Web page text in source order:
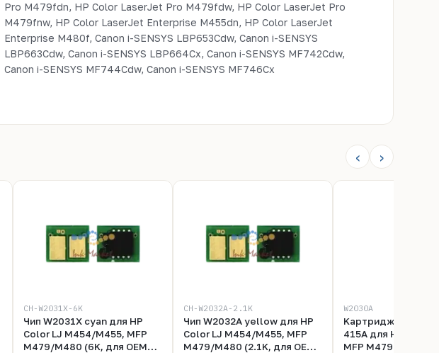
Pro M479fdn, HP Color LaserJet Pro M479fdw, HP Color LaserJet Pro
M479fnw, HP Color LaserJet Enterprise M455dn, HP Color LaserJet
Enterprise M480f, Canon i-SENSYS LBP653Cdw, Canon i-SENSYS
LBP663Cdw, Canon i-SENSYS LBP664Cx, Canon i-SENSYS MF742Cdw,
Canon i-SENSYS MF744Cdw, Canon i-SENSYS MF746Cx
‹ ›
CH-W2031X-6K
Чип W2031X cyan для HP
Color LJ M454/M455, MFP
M479/M480 (6K, для OEM
CH-W2032A-2.1K
Чип W2032A yellow для HP
Color LJ M454/M455, MFP
M479/M480 (2.1K, для OEM
W2030A
Kартридж чёрный
415A для HP
MFP M479 (2,4K)